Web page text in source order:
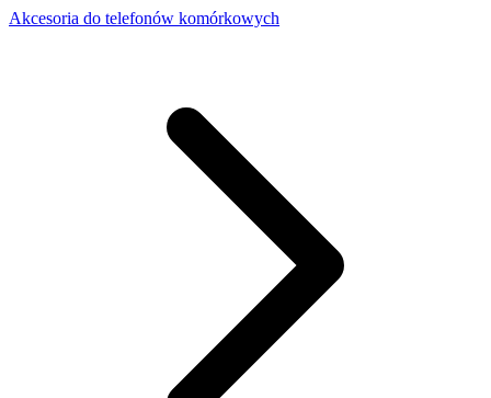
Akcesoria do telefonów komórkowych